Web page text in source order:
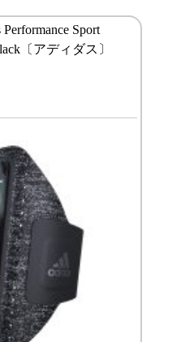
Sport
〔アディダス〕